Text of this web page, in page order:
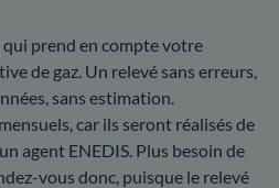
prend en compte votre
de gaz. Un relevé sans erreurs,
sans estimation.
car ils seront réalisés de
agent ENEDIS. Plus besoin de
vous donc, puisque le relevé